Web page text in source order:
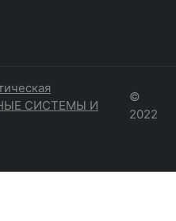
СИСТЕМЫ И
©
2022